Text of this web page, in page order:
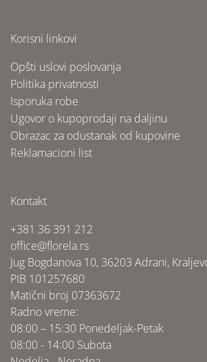
Korisni linkovi
Opšti uslovi poslovanja
Politika privatnosti
Isporuka robe
Ugovor o kupoprodaji na daljinu
Obrazac za odustanak od kupovine
Reklamacioni list
Kontakt
+381 36 391 212
office@florela.rs
Jug Bogdanova 10, 36203 Adrani,
PIB 101257680
Matični broj 07363672
Radno vreme:
08:00 – 15:30 Ponedeljak-Petak
08:00 - 14:00 Subota